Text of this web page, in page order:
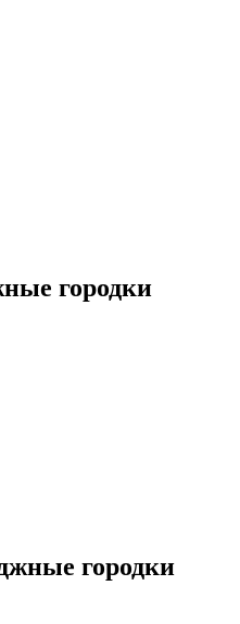
городки
городки